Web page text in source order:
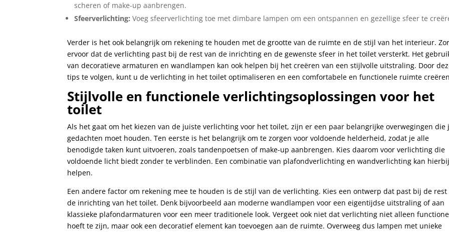
scheren of make-up aanbrengen.
Sfeerverlichting: Voeg sfeerverlichting toe met dimbare lampen om een ontspannen en gezellige sfeer te
Verder is het ook belangrijk om rekening te houden met de grootte van de ruimte en de stijl van het interieur.
ervoor dat de verlichting past bij de rest van de inrichting en de gewenste sfeer in het toilet versterkt. Het
van decoratieve armaturen en wandlampen kan ook helpen bij het creëren van een stijlvolle uitstraling. Door
tips te volgen, kunt u de verlichting in het toilet optimaliseren en een comfortabele en functionele ruimte
Stijlvolle en functionele verlichtingsoplossingen voor het
toilet
Als het gaat om het kiezen van de juiste verlichting voor het toilet, zijn er een paar belangrijke overwegingen die
gedachten moet houden. Ten eerste is het belangrijk om te zorgen voor voldoende helderheid, zodat je alle
benodigde taken kunt uitvoeren, zoals tandenpoetsen of make-up aanbrengen. Kies daarom voor verlichting die
voldoende licht biedt zonder te verblinden. Een combinatie van plafondverlichting en wandverlichting kan
helpen.
Een andere factor om rekening mee te houden is de stijl van de verlichting. Kies een ontwerp dat past bij de rest
de inrichting van het toilet. Denk bijvoorbeeld aan moderne wandlampen voor een eigentijdse uitstraling of aan
klassieke plafondarmaturen voor een meer traditionele look. Vergeet ook niet dat verlichting niet alleen
hoeft te zijn, maar ook een decoratief element kan toevoegen aan de ruimte. Overweeg dus lampen met unieke